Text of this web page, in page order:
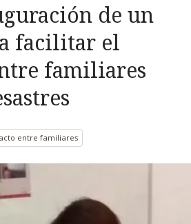
de un
facilitar el
familiares
entre familiares